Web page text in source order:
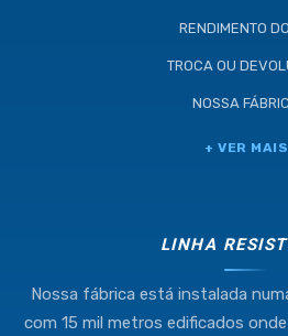
RENDIMENTO
TROCA OU
NOSSA
+ VER MAIS
LINHA
Nossa fábrica está instalada
com 15 mil metros edificados